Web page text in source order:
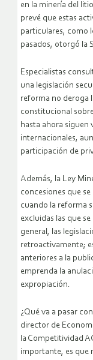
en la minería del
prevé que estas
particulares, como
pasados, otorgó la
Especialistas
una legislación
reforma no deroga
constitucional
hasta ahora siguen
internacionales,
participación de
Además, la Ley
concesiones que
cuando la reforma
excluidas las que
general, las
retroactivamente;
anteriores a la
emprenda la
expropiación.
¿Qué va a pasar
director de
la Competitividad
importante, es que